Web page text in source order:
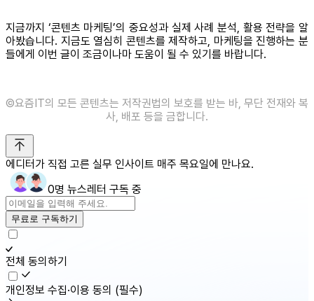
지금까지 ‘콘텐츠 마케팅’의 중요성과 실제 사례 분석, 활용 전략을 알
아봤습니다. 지금도 열심히 콘텐츠를 제작하고, 마케팅을 진행하는 분
들에게 이번 글이 조금이나마 도움이 될 수 있기를 바랍니다.
©️요즘IT의 모든 콘텐츠는 저작권법의 보호를 받는 바, 무단 전재와 복
사, 배포 등을 금합니다.
에디터가 직접 고른 실무 인사이트 매주 목요일에 만나요.
0명 뉴스레터 구독 중
무료로 구독하기
전체 동의하기
개인정보 수집·이용 동의 (필수)